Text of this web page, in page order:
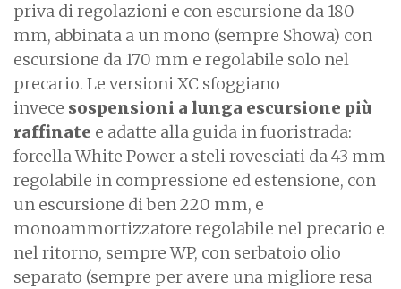
priva di regolazioni e con escursione da 180
mm, abbinata a un mono (sempre Showa) con
escursione da 170 mm e regolabile solo nel
precario. Le versioni XC sfoggiano
invece sospensioni a lunga escursione più
raffinate e adatte alla guida in fuoristrada:
forcella White Power a steli rovesciati da 43 mm
regolabile in compressione ed estensione, con
un escursione di ben 220 mm, e
monoammortizzatore regolabile nel precario e
nel ritorno, sempre WP, con serbatoio olio
separato (sempre per avere una migliore resa